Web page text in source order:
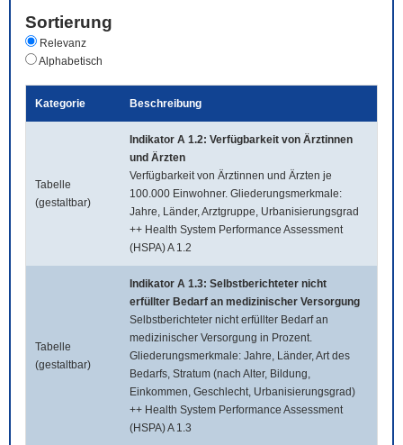
Sortierung
Relevanz
Alphabetisch
Kategorie Beschreibung
Tabelle
(gestaltbar)
Indikator A 1.2: Verfügbarkeit von Ärztinnen
und Ärzten
Verfügbarkeit von Ärztinnen und Ärzten je
100.000 Einwohner. Gliederungsmerkmale:
Jahre, Länder, Arztgruppe, Urbanisierungsgrad
++ Health System Performance Assessment
(HSPA) A 1.2
Tabelle
(gestaltbar)
Indikator A 1.3: Selbstberichteter nicht
erfüllter Bedarf an medizinischer Versorgung
Selbstberichteter nicht erfüllter Bedarf an
medizinischer Versorgung in Prozent.
Gliederungsmerkmale: Jahre, Länder, Art des
Bedarfs, Stratum (nach Alter, Bildung,
Einkommen, Geschlecht, Urbanisierungsgrad)
++ Health System Performance Assessment
(HSPA) A 1.3